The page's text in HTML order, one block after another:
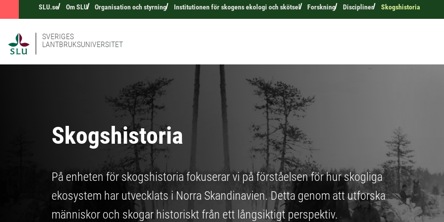
SLU.se Om SLU Organisation och styrning Institutionen för skogens ekologi och skötsel Forskning Discipliner Skogshistoria
SVERIGES
LANTBRUKSUNIVERSITET
Skogshistoria
På enheten för skogshistoria fokuserar vi på förståelsen för hur skogliga
ekosystem har utvecklats i Norra Skandinavien. Detta genom att utforska
människor och skogar historiskt från ett långsiktigt perspektiv.